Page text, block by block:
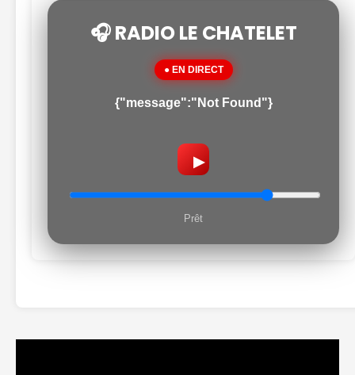
🎧 RADIO LE CHATELET
● EN DIRECT
{"message":"Not Found"}
▶
Prêt